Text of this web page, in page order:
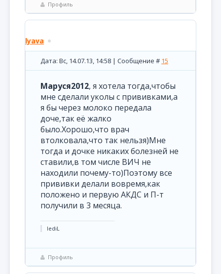
Профиль
lyava
Дата: Вс, 14.07.13, 14:58 | Сообщение # 15
Маруся2012, я хотела тогда,чтобы
мне сделали уколы с прививками,а
я бы через молоко передала
доче,так её жалко
было.Хорошо,что врач
втолковала,что так нельзя)Мне
тогда и дочке никаких болезней не
ставили,в том числе ВИЧ не
находили почему-то)Поэтому все
прививки делали вовремя,как
положено и первую АКДС и П-т
получили в 3 месяца.
lediL
Профиль